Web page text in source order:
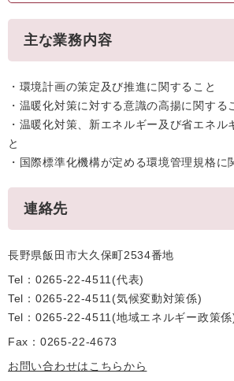
主な業務内容
・環境計画の策定及び推進に関すること
・温暖化対策に対する意識の高揚に関する
・温暖化対策、新エネルギー及び省エネル
と
・国際標準化機構が定める環境管理規格に
連絡先
長野県飯田市大久保町2534番地
Tel：0265-22-4511
代表
Tel：0265-22-4511
気候変動対策係
Tel：0265-22-4511
地域エネルギー政策係
Fax：0265-22-4673
お問い合わせはこちらから